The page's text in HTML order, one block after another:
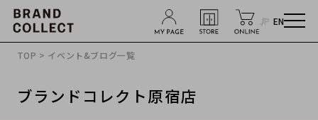
JP EN
TOP > イベント&ブログ一覧
ブランドコレクト原宿店